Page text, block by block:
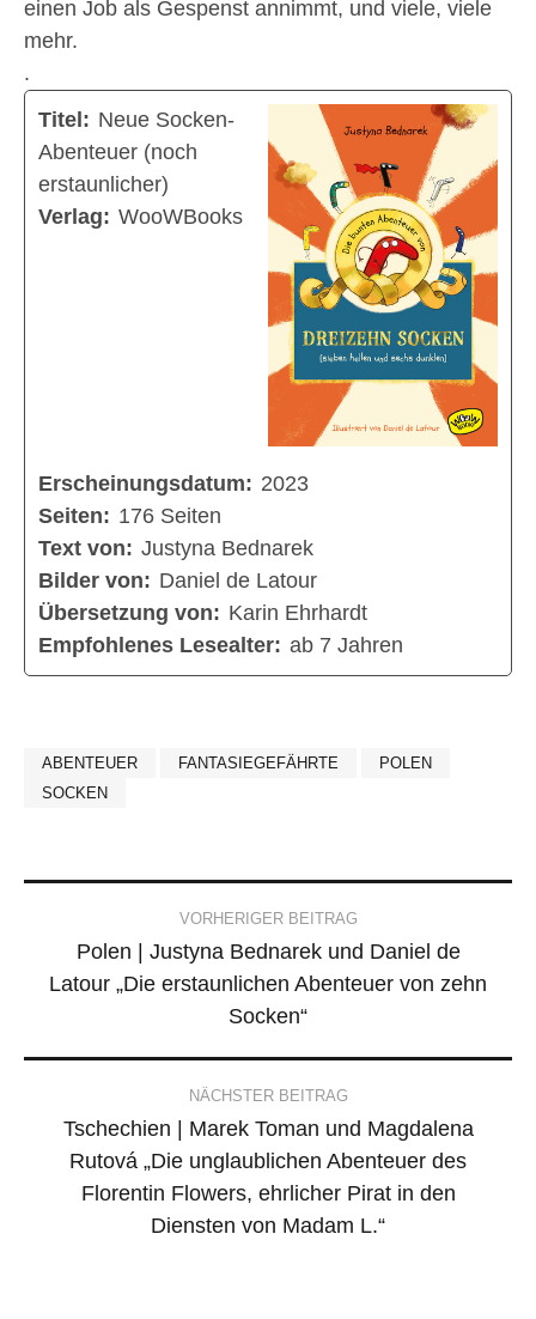
einen Job als Gespenst annimmt, und viele, viele
mehr.
.
Titel: Neue Socken-
Abenteuer (noch
erstaunlicher)
Verlag: WooWBooks
Erscheinungsdatum: 2023
Seiten: 176 Seiten
Text von: Justyna Bednarek
Bilder von: Daniel de Latour
Übersetzung von: Karin Ehrhardt
Empfohlenes Lesealter: ab 7 Jahren
ABENTEUER FANTASIEGEFÄHRTE
POLEN
SOCKEN
navigation
VORHERIGER BEITRAG
Polen | Justyna Bednarek und Daniel de
Latour „Die erstaunlichen Abenteuer von zehn
Socken“
NÄCHSTER BEITRAG
Tschechien | Marek Toman und Magdalena
Rutová „Die unglaublichen Abenteuer des
Florentin Flowers, ehrlicher Pirat in den
Diensten von Madam L.“